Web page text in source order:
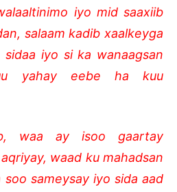
iyo mid saaxiib
salaam kadib xaalkeyga
sidaa iyo si ka wanaagsan
yahay eebe ha kuu
ay isoo gaartay
waad ku mahadsan
sameysay iyo sida aad